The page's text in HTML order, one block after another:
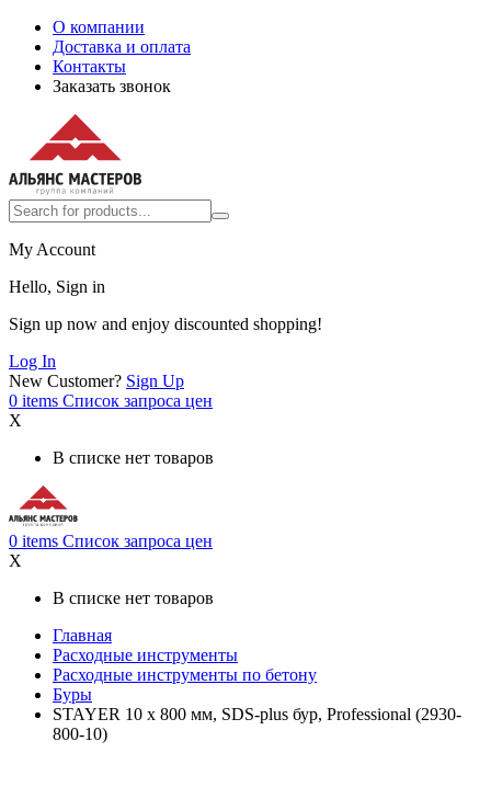
О компании
Доставка и оплата
Контакты
Заказать звонок
My Account
Hello, Sign in
Sign up now and enjoy discounted shopping!
Log In
New Customer? Sign Up
0 items Список запроса цен
X
В списке нет товаров
0 items Список запроса цен
X
В списке нет товаров
Главная
Расходные инструменты
Расходные инструменты по бетону
Буры
STAYER 10 x 800 мм, SDS-plus бур, Professional (2930-
800-10)